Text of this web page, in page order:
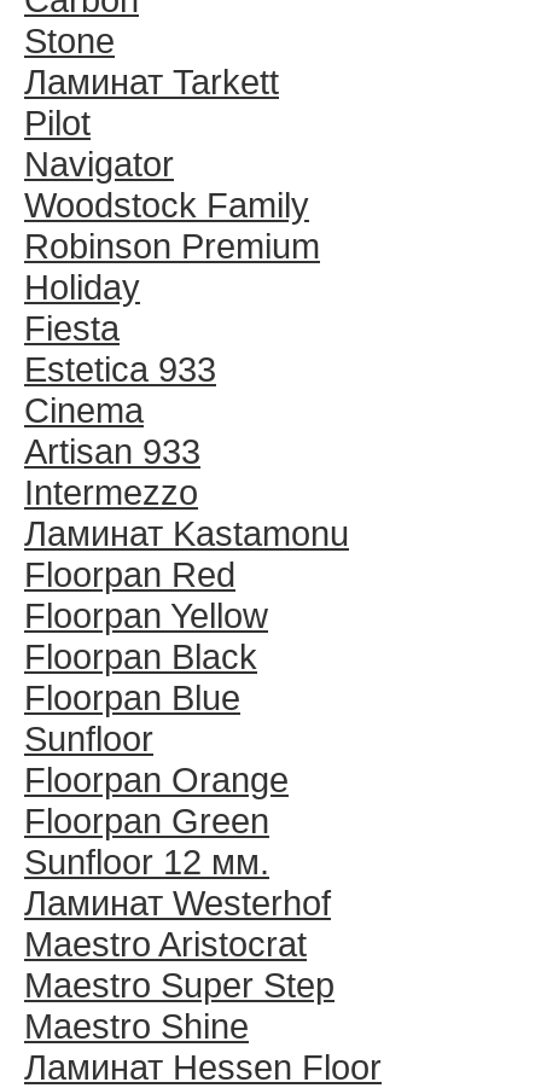
Stone
Ламинат Tarkett
Pilot
Navigator
Woodstock Family
Robinson Premium
Holiday
Fiesta
Estetica 933
Cinema
Artisan 933
Intermezzo
Ламинат Kastamonu
Floorpan Red
Floorpan Yellow
Floorpan Black
Floorpan Blue
Sunfloor
Floorpan Orange
Floorpan Green
Sunfloor 12 мм.
Ламинат Westerhof
Maestro Aristocrat
Maestro Super Step
Maestro Shine
Ламинат Hessen Floor